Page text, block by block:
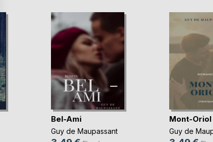
Bel-Ami
Guy de Maupassant
Mont-Oriol
Guy de